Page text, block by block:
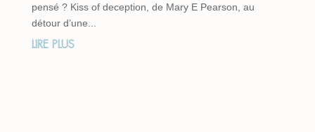
pensé ? Kiss of deception, de Mary E Pearson, au
détour d’une...
LIRE PLUS